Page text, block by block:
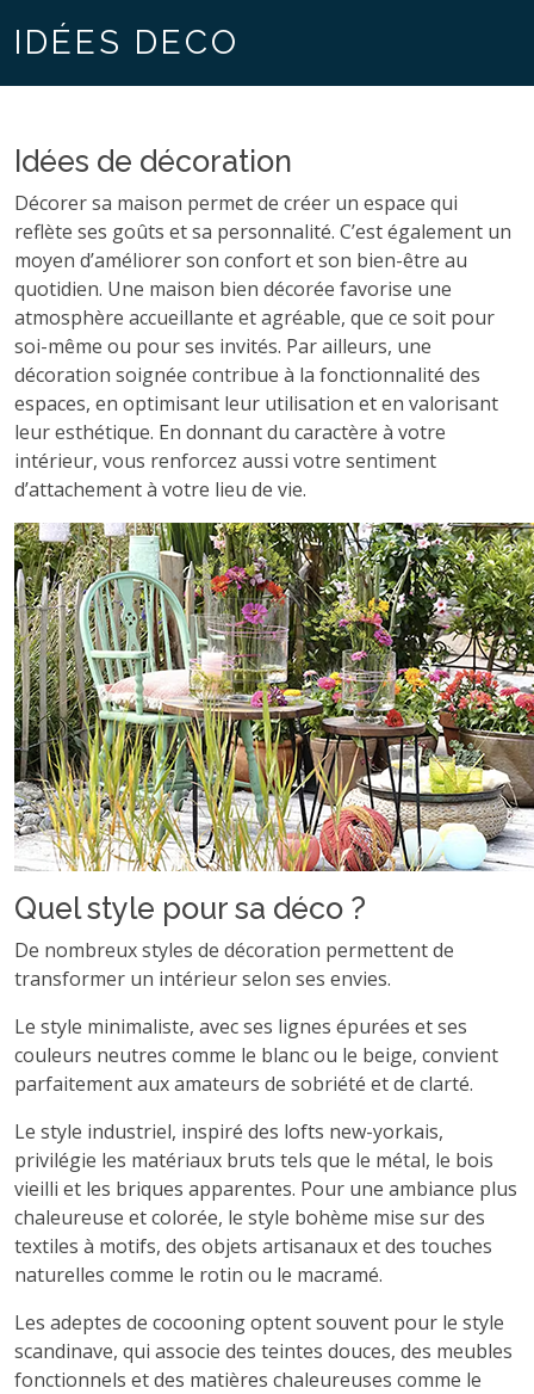
IDÉES DECO
Idées de décoration
Décorer sa maison permet de créer un espace qui
reflète ses goûts et sa personnalité. C’est également un
moyen d’améliorer son confort et son bien-être au
quotidien. Une maison bien décorée favorise une
atmosphère accueillante et agréable, que ce soit pour
soi-même ou pour ses invités. Par ailleurs, une
décoration soignée contribue à la fonctionnalité des
espaces, en optimisant leur utilisation et en valorisant
leur esthétique. En donnant du caractère à votre
intérieur, vous renforcez aussi votre sentiment
d’attachement à votre lieu de vie.
Quel style pour sa déco ?
De nombreux styles de décoration permettent de
transformer un intérieur selon ses envies.
Le style minimaliste, avec ses lignes épurées et ses
couleurs neutres comme le blanc ou le beige, convient
parfaitement aux amateurs de sobriété et de clarté.
Le style industriel, inspiré des lofts new-yorkais,
privilégie les matériaux bruts tels que le métal, le bois
vieilli et les briques apparentes. Pour une ambiance plus
chaleureuse et colorée, le style bohème mise sur des
textiles à motifs, des objets artisanaux et des touches
naturelles comme le rotin ou le macramé.
Les adeptes de cocooning optent souvent pour le style
scandinave, qui associe des teintes douces, des meubles
fonctionnels et des matières chaleureuses comme le